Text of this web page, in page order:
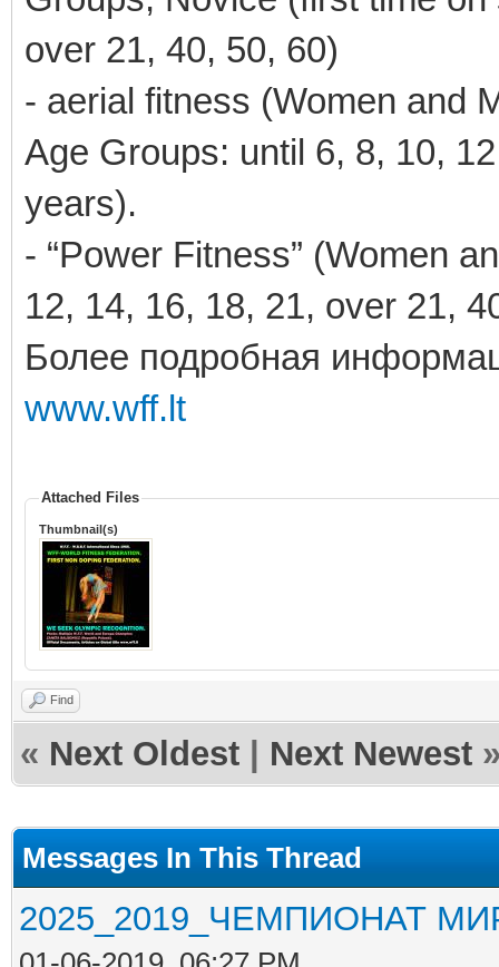
over 21, 40, 50, 60)
- aerial fitness (Women and
Age Groups: until 6, 8, 10,
years).
- “Power Fitness” (Women
12, 14, 16, 18, 21, over 21,
Более подробная
www.wff.lt
Attached Files
Thumbnail(s)
Find
« Next Oldest Next Newest
Messages In This Thread
2025_2019_ЧЕМПИОНАТ